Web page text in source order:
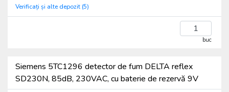
Verificați și alte depozit (5)
buc
Siemens 5TC1296 detector de fum DELTA reflex
SD230N, 85dB, 230VAC, cu baterie de rezervă 9V